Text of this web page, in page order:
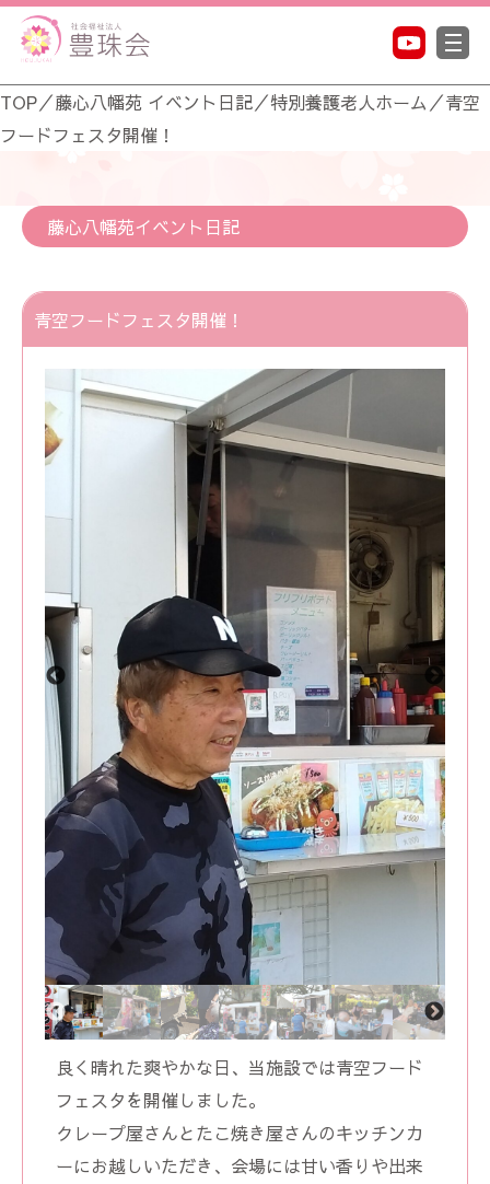
TOP／藤心八幡苑 イベント日記／特別養護老人ホーム ／青空
フードフェスタ開催！
藤心八幡苑イベント日記
青空フードフェスタ開催！
良く晴れた爽やかな日、当施設では青空フード
フェスタを開催しました。
クレープ屋さんとたこ焼き屋さんのキッチンカ
ーにお越しいただき、会場には甘い香りや出来